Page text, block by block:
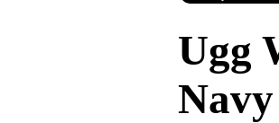
Ugg
Navy